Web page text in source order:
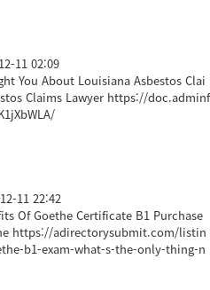
11 02:09
You About Louisiana Asbestos Clai
Claims Lawyer https://doc.adminf
11 22:42
Of Goethe Certificate B1 Purchase
https://adirectorysubmit.com/listin
b1-exam-what-s-the-only-thing-n